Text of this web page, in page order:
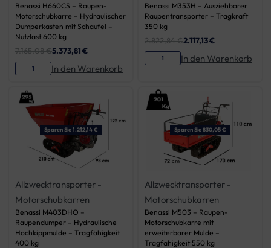
Benassi H660CS – Raupen-
Motorschubkarre – Hydraulischer
Dumperkasten mit Schaufel –
Nutzlast 600 kg
7.165,08€5.373,81€
In den Warenkorb
Benassi M353H – Ausziehbarer
Raupentransporter – Tragkraft
350 kg
2.822,84€2.117,13€
In den Warenkorb
Sparen Sie 1.212,14 €
Allzwecktransporter -
Motorschubkarren
Benassi M403DHO –
Raupendumper – Hydraulische
Hochkippmulde – Tragfähigkeit
400 kg
Sparen Sie 830,05 €
Allzwecktransporter -
Motorschubkarren
Benassi M503 – Raupen-
Motorschubkarre mit
erweiterbarer Mulde –
Tragfähigkeit 550 kg